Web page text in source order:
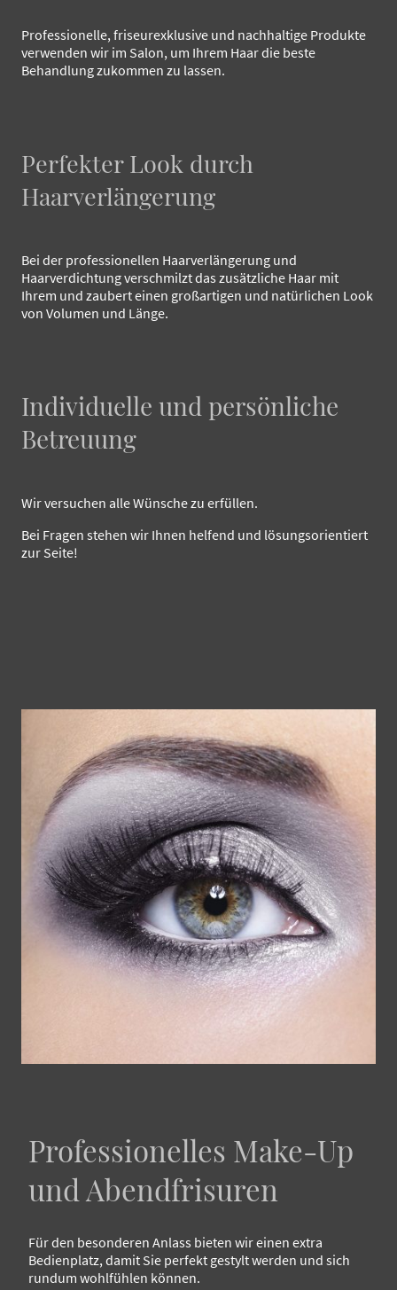
Professionelle, friseurexklusive und nachhaltige Produkte
verwenden wir im Salon, um Ihrem Haar die beste
Behandlung zukommen zu lassen.
Perfekter Look durch
Haarverlängerung
Bei der professionellen Haarverlängerung und
Haarverdichtung verschmilzt das zusätzliche Haar mit
Ihrem und zaubert einen großartigen und natürlichen Look
von Volumen und Länge.
Individuelle und persönliche
Betreuung
Wir versuchen alle Wünsche zu erfüllen.
Bei Fragen stehen wir Ihnen helfend und lösungsorientiert
zur Seite!
Professionelles Make-Up
und Abendfrisuren
Für den besonderen Anlass bieten wir einen extra
Bedienplatz, damit Sie perfekt gestylt werden und sich
rundum wohlfühlen können.